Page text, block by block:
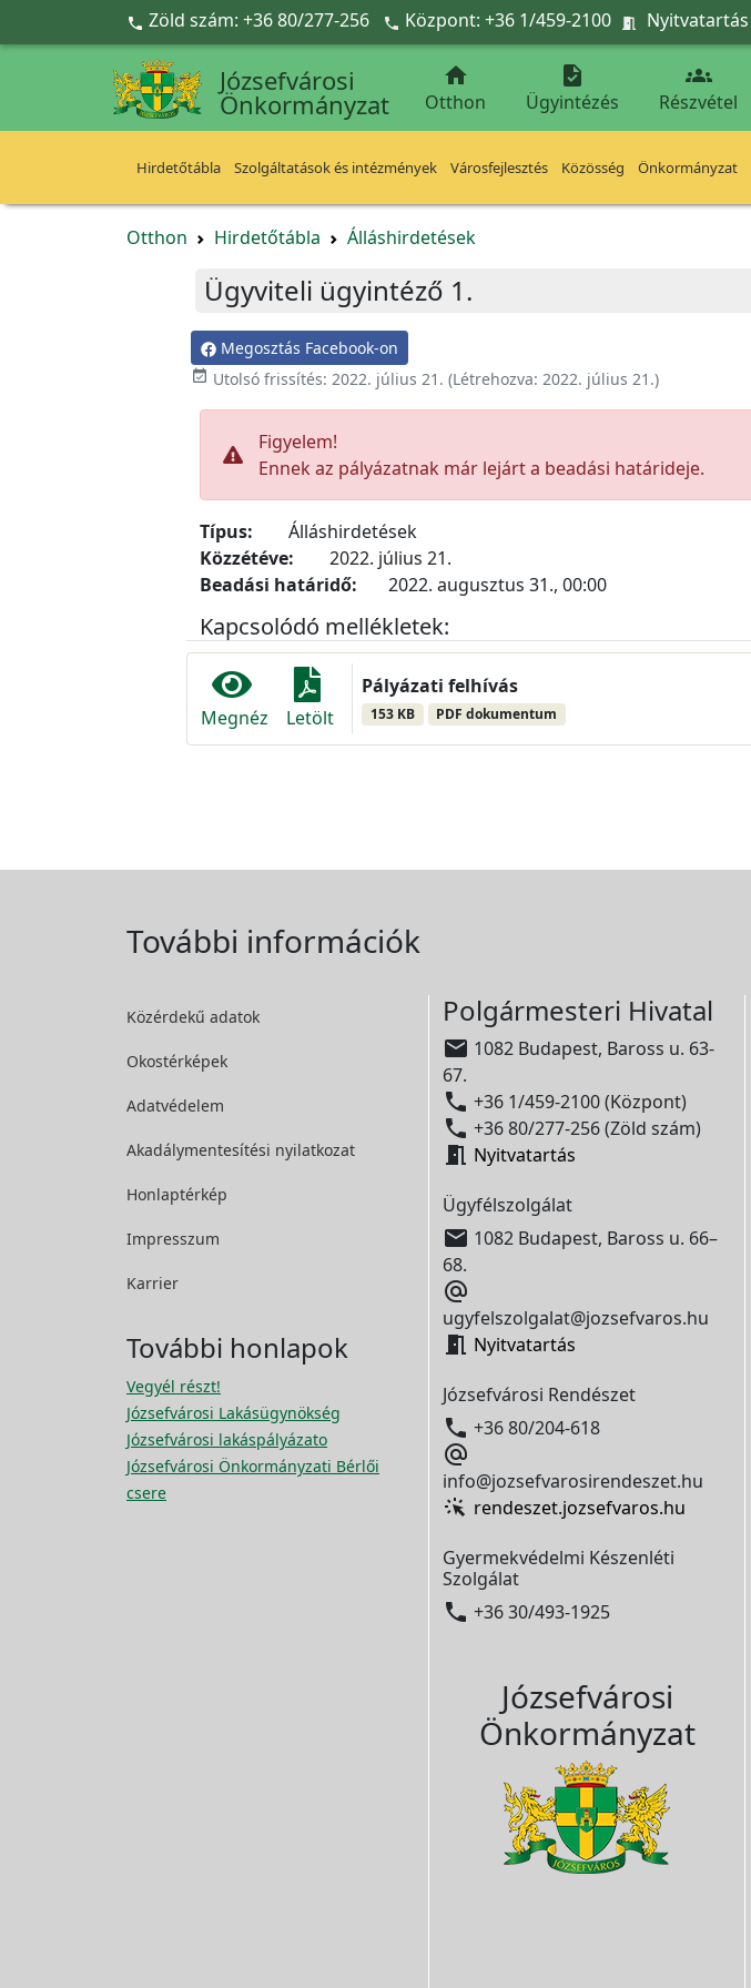
Ugrás a fő tartalomra
 Zöld szám: +36 80/277-256  Központ: +36 1/459-2100  Nyitvatartás
Józsefvárosi
Önkormányzat

Otthon

Ügyintézés

Részvétel
Hirdetőtábla Szolgáltatások és intézmények Városfejlesztés Közösség Önkormányzat
Otthon Hirdetőtábla Álláshirdetések
Ügyviteli ügyintéző 1.
Megosztás Facebook-on
 Utolsó frissítés: 2022. július 21. (Létrehozva: 2022. július 21.)
Figyelem!
Ennek az pályázatnak már lejárt a beadási határideje.
Típus:
Álláshirdetések
Közzétéve:
2022. július 21.
Beadási határidő:
2022. augusztus 31., 00:00
Kapcsolódó mellékletek:
Megnéz Letölt
Pályázati felhívás
153 KB PDF dokumentum
További információk
Közérdekű adatok
Okostérképek
Adatvédelem
Akadálymentesítési nyilatkozat
Honlaptérkép
Impresszum
Karrier
További honlapok
Vegyél részt!
Józsefvárosi Lakásügynökség
Józsefvárosi lakáspályázato
Józsefvárosi Önkormányzati Bérlői
csere
Polgármesteri Hivatal
 1082 Budapest, Baross u. 63-
67.
 +36 1/459-2100 (Központ)
 +36 80/277-256 (Zöld szám)
 Nyitvatartás
Ügyfélszolgálat
 1082 Budapest, Baross u. 66–
68.

ugyfelszolgalat@jozsefvaros.hu
 Nyitvatartás
Józsefvárosi Rendészet
 +36 80/204-618

info@jozsefvarosirendeszet.hu
rendeszet.jozsefvaros.hu
Gyermekvédelmi Készenléti
Szolgálat
 +36 30/493-1925
Józsefvárosi
Önkormányzat